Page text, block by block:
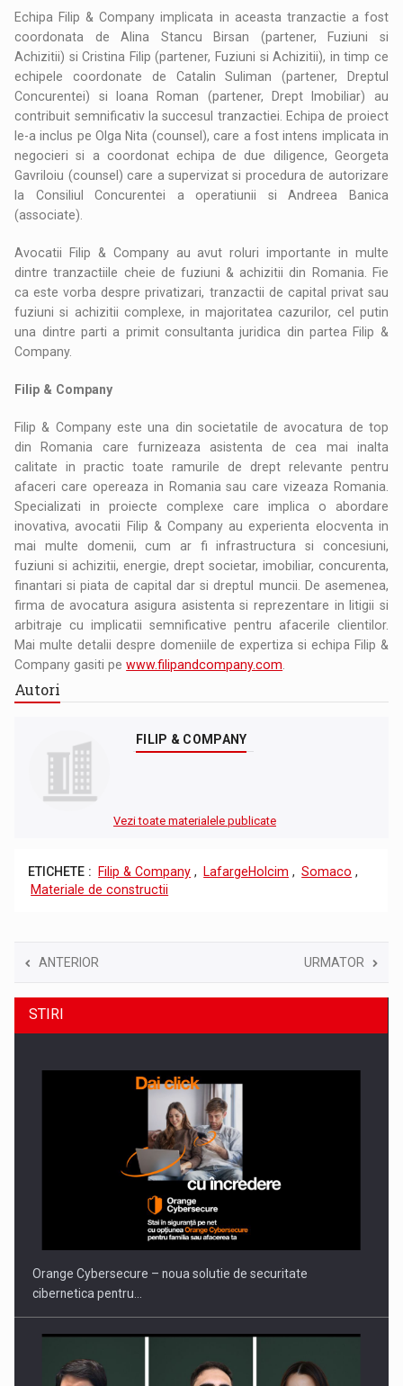
Echipa Filip & Company implicata in aceasta tranzactie a fost
coordonata de Alina Stancu Birsan (partener, Fuziuni si
Achizitii) si Cristina Filip (partener, Fuziuni si Achizitii), in timp ce
echipele coordonate de Catalin Suliman (partener, Dreptul
Concurentei) si Ioana Roman (partener, Drept Imobiliar) au
contribuit semnificativ la succesul tranzactiei. Echipa de proiect
le-a inclus pe Olga Nita (counsel), care a fost intens implicata in
negocieri si a coordonat echipa de due diligence, Georgeta
Gavriloiu (counsel) care a supervizat si procedura de autorizare
la Consiliul Concurentei a operatiunii si Andreea Banica
(associate).
Avocatii Filip & Company au avut roluri importante in multe
dintre tranzactiile cheie de fuziuni & achizitii din Romania. Fie
ca este vorba despre privatizari, tranzactii de capital privat sau
fuziuni si achizitii complexe, in majoritatea cazurilor, cel putin
una dintre parti a primit consultanta juridica din partea Filip &
Company.
Filip & Company
Filip & Company este una din societatile de avocatura de top
din Romania care furnizeaza asistenta de cea mai inalta
calitate in practic toate ramurile de drept relevante pentru
afaceri care opereaza in Romania sau care vizeaza Romania.
Specializati in proiecte complexe care implica o abordare
inovativa, avocatii Filip & Company au experienta elocventa in
mai multe domenii, cum ar fi infrastructura si concesiuni,
fuziuni si achizitii, energie, drept societar, imobiliar, concurenta,
finantari si piata de capital dar si dreptul muncii. De asemenea,
firma de avocatura asigura asistenta si reprezentare in litigii si
arbitraje cu implicatii semnificative pentru afacerile clientilor.
Mai multe detalii despre domeniile de expertiza si echipa Filip &
Company gasiti pewww.filipandcompany.com.
Autori
FILIP & COMPANY
Vezi toate materialele publicate
ETICHETE : Filip & Company , LafargeHolcim , Somaco ,
Materiale de constructii
ANTERIOR URMATOR
STIRI
Orange Cybersecure – noua solutie de securitate
cibernetica pentru…